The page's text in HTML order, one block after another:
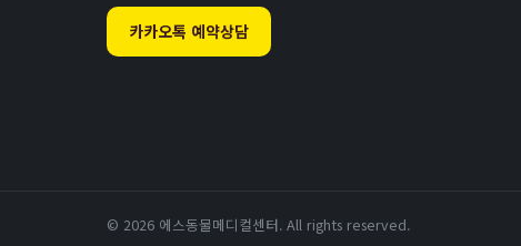
카카오톡 예약상담
© 2026 에스동물메디컬센터. All rights reserved.